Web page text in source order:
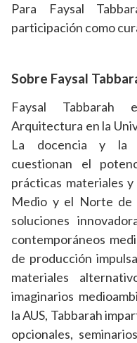
Para Faysal
participación como
Sobre Faysal
Faysal Tabbarah
Arquitectura en la
La docencia y la
cuestionan el
prácticas materiales
Medio y el Norte de
soluciones
contemporáneos
de producción
materiales
imaginarios
la AUS, Tabbarah
opcionales,